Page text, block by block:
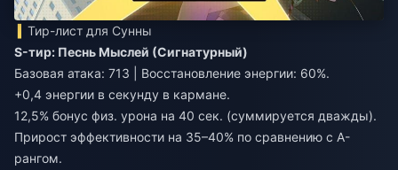
Тир-лист для Сунны
S-тир: Песнь Мыслей (Сигнатурный)
Базовая атака: 713 | Восстановление энергии: 60%.
+0,4 энергии в секунду в кармане.
12,5% бонус физ. урона на 40 сек. (суммируется дважды).
Прирост эффективности на 35–40% по сравнению с A-
рангом.